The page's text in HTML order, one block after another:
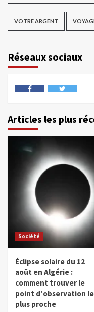
VOTRE ARGENT
Réseaux sociaux
Articles les plus
Société
Éclipse solaire du 12
août en Algérie :
comment trouver le
point d’observation le
plus proche